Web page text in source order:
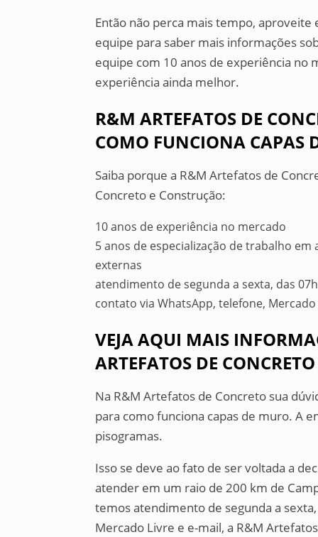
Então não perca mais tempo,
equipe para saber mais informações
equipe com 10 anos de experiência no
experiência ainda melhor.
R&M ARTEFATOS DE
COMO FUNCIONA CAPAS
Saiba porque a R&M Artefatos de
Concreto e Construção:
10 anos de experiência no mercado
5 anos de especialização de trabalho
externas
atendimento de segunda a sexta, das
contato via WhatsApp, telefone,
VEJA AQUI MAIS
ARTEFATOS DE CONCRETO
Na R&M Artefatos de Concreto sua
para como funciona capas de muro. A
pisogramas.
Isso se deve ao fato de ser voltada a
atender em um raio de 200 km de
temos atendimento de segunda a
Mercado Livre e e-mail, a R&M